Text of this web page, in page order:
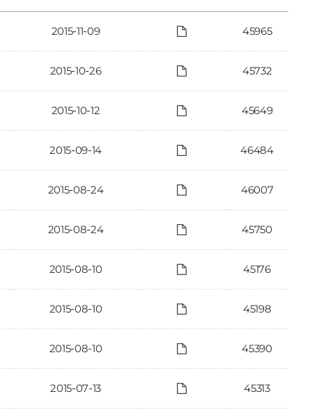
2015-11-09 45965
2015-10-26 45732
2015-10-12 45649
2015-09-14 46484
2015-08-24 46007
2015-08-24 45750
2015-08-10 45176
2015-08-10 45198
2015-08-10 45390
2015-07-13 45313